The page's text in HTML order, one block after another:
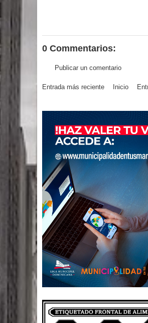
frontera en masa para
vigente desde 2006 y
Congreso
Presidente LMD Víctor
supervisa obra relleno
reúne con alcalde San
Un lunes trágico deja seis
muertos
Heridos y edificios
terremoto de magnitud
0 Commentarios:
Publicar un comentario
Entrada más reciente Inicio